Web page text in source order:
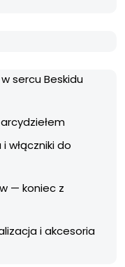
sercu Beskidu
włączniki do
— koniec z
i akcesoria